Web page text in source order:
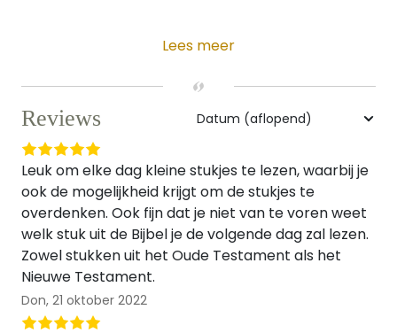
Lees meer
Reviews
Leuk om elke dag kleine stukjes te lezen, waarbij je
ook de mogelijkheid krijgt om de stukjes te
overdenken. Ook fijn dat je niet van te voren weet
welk stuk uit de Bijbel je de volgende dag zal lezen.
Zowel stukken uit het Oude Testament als het
Nieuwe Testament.
Don, 21 oktober 2022